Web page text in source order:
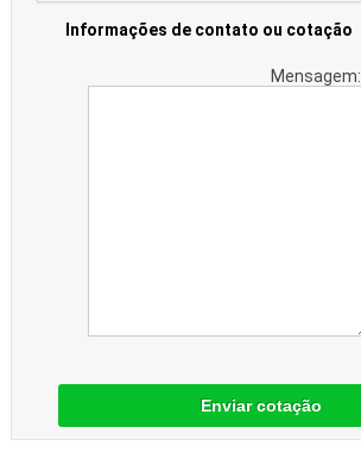
Informações de contato ou cotação
Mensagem:
Enviar cotação